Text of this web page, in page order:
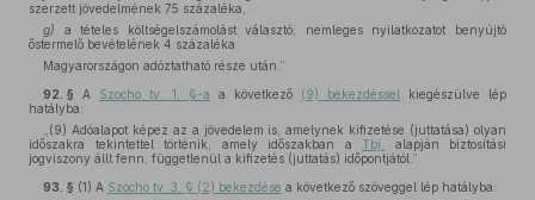
szerzett jövedelmének 75 százaléka,
g) a tételes költségelszámolást választó, nemleges nyilatkozatot benyújtó
őstermelő bevételének 4 százaléka
Magyarországon adóztatható része után.”
92. § A Szocho tv. 1. §-a a következő (9) bekezdéssel kiegészülve lép
hatályba:
„(9) Adóalapot képez az a jövedelem is, amelynek kifizetése (juttatása) olyan
időszakra tekintettel történik, amely időszakban a Tbj.
alapján biztosítási
jogviszony állt fenn, függetlenül a kifizetés (juttatás) időpontjától.”
93. § (1) A Szocho tv. 3. § (2) bekezdése a következő szöveggel lép hatályba: